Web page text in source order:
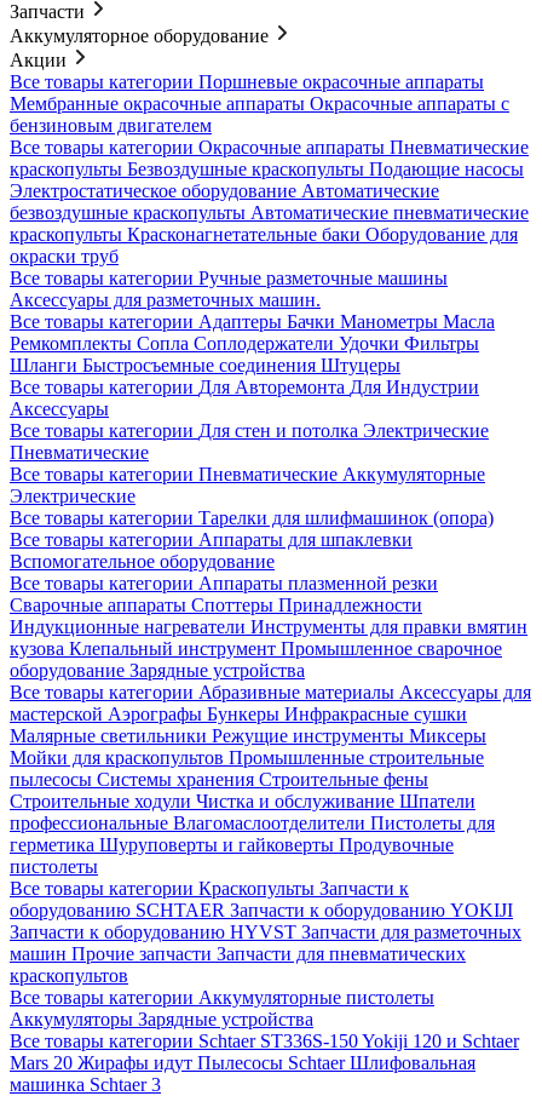
Запчасти
Аккумуляторное оборудование
Акции
Все товары категории Поршневые окрасочные аппараты
Мембранные окрасочные аппараты Окрасочные аппараты с
бензиновым двигателем
Все товары категории Окрасочные аппараты Пневматические
краскопульты Безвоздушные краскопульты Подающие насосы
Электростатическое оборудование Автоматические
безвоздушные краскопульты Автоматические пневматические
краскопульты Красконагнетательные баки Оборудование для
окраски труб
Все товары категории Ручные разметочные машины
Аксессуары для разметочных машин.
Все товары категории Адаптеры Бачки Манометры Масла
Ремкомплекты Сопла Соплодержатели Удочки Фильтры
Шланги Быстросъемные соединения Штуцеры
Все товары категории Для Авторемонта Для Индустрии
Аксессуары
Все товары категории Для стен и потолка Электрические
Пневматические
Все товары категории Пневматические Аккумуляторные
Электрические
Все товары категории Тарелки для шлифмашинок (опора)
Все товары категории Аппараты для шпаклевки
Вспомогательное оборудование
Все товары категории Аппараты плазменной резки
Сварочные аппараты Споттеры Принадлежности
Индукционные нагреватели Инструменты для правки вмятин
кузова Клепальный инструмент Промышленное сварочное
оборудование Зарядные устройства
Все товары категории Абразивные материалы Аксессуары для
мастерской Аэрографы Бункеры Инфракрасные сушки
Малярные светильники Режущие инструменты Миксеры
Мойки для краскопультов Промышленные строительные
пылесосы Системы хранения Строительные фены
Строительные ходули Чистка и обслуживание Шпатели
профессиональные Влагомаслоотделители Пистолеты для
герметика Шуруповерты и гайковерты Продувочные
пистолеты
Все товары категории Краскопульты Запчасти к
оборудованию SCHTAER Запчасти к оборудованию YOKIJI
Запчасти к оборудованию HYVST Запчасти для разметочных
машин Прочие запчасти Запчасти для пневматических
краскопультов
Все товары категории Аккумуляторные пистолеты
Аккумуляторы Зарядные устройства
Все товары категории Schtaer ST336S-150Yokiji 120 и Schtaer
Mars 20 Жирафы идут Пылесосы SchtaerШлифовальная
машинка Schtaer 3